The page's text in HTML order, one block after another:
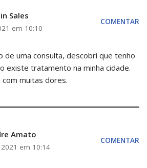
Sales
em 10:10
COMENTAR
de uma consulta, descobri que tenho
existe tratamento na minha cidade.
muitas dores.
Amato
em 10:14
COMENTAR